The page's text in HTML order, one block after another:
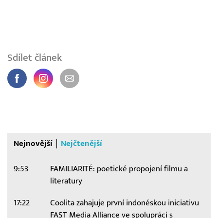
Sdílet článek
Nejnovější Nejčtenější
9:53
FAMILIARITÉ: poetické propojení filmu a
literatury
17:22
Coolita zahajuje první indonéskou iniciativu
FAST Media Alliance ve spolupráci s